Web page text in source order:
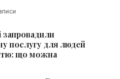
послугу для людей
що можна